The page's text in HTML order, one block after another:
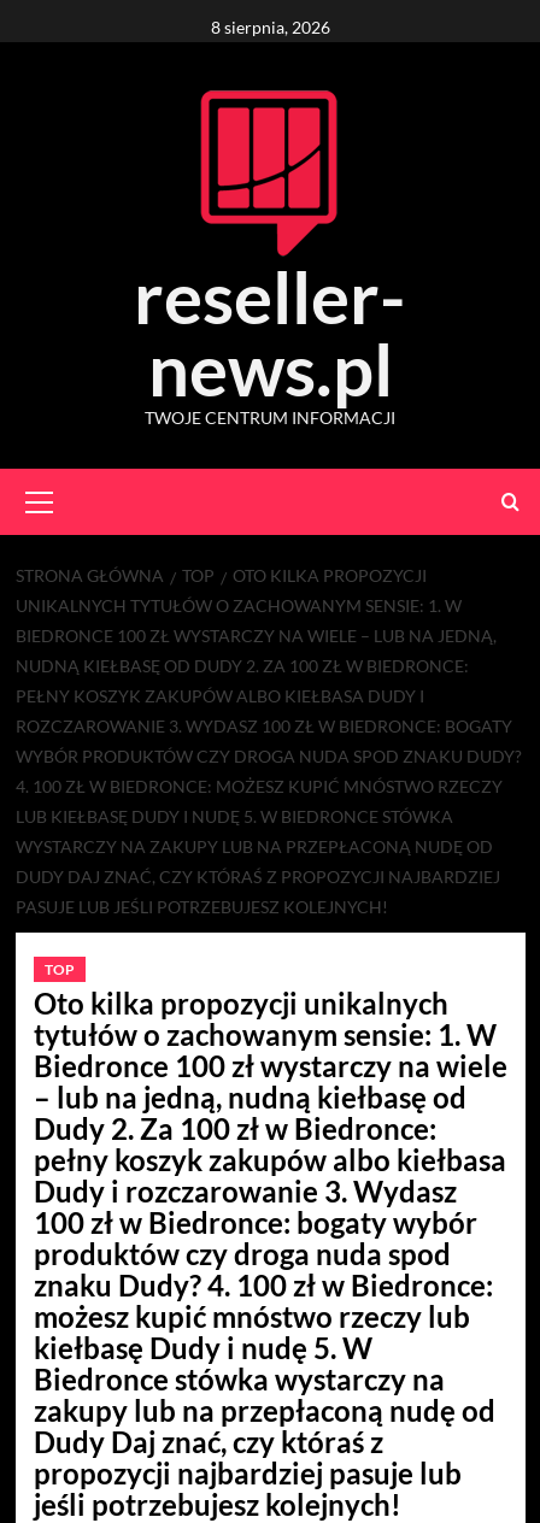
to
8 sierpnia, 2026
reseller-
news.pl
TWOJE CENTRUM INFORMACJI
Menu
STRONA GŁÓWNA TOP
OTO KILKA PROPOZYCJI
UNIKALNYCH TYTUŁÓW O ZACHOWANYM SENSIE: 1. W
BIEDRONCE 100 ZŁ WYSTARCZY NA WIELE – LUB NA JEDNĄ,
NUDNĄ KIEŁBASĘ OD DUDY 2. ZA 100 ZŁ W BIEDRONCE:
PEŁNY KOSZYK ZAKUPÓW ALBO KIEŁBASA DUDY I
ROZCZAROWANIE 3. WYDASZ 100 ZŁ W BIEDRONCE: BOGATY
WYBÓR PRODUKTÓW CZY DROGA NUDA SPOD ZNAKU DUDY?
4. 100 ZŁ W BIEDRONCE: MOŻESZ KUPIĆ MNÓSTWO RZECZY
LUB KIEŁBASĘ DUDY I NUDĘ 5. W BIEDRONCE STÓWKA
WYSTARCZY NA ZAKUPY LUB NA PRZEPŁACONĄ NUDĘ OD
DUDY DAJ ZNAĆ, CZY KTÓRAŚ Z PROPOZYCJI NAJBARDZIEJ
PASUJE LUB JEŚLI POTRZEBUJESZ KOLEJNYCH!
TOP
Oto kilka propozycji unikalnych
tytułów o zachowanym sensie: 1. W
Biedronce 100 zł wystarczy na wiele
– lub na jedną, nudną kiełbasę od
Dudy 2. Za 100 zł w Biedronce:
pełny koszyk zakupów albo kiełbasa
Dudy i rozczarowanie 3. Wydasz
100 zł w Biedronce: bogaty wybór
produktów czy droga nuda spod
znaku Dudy? 4. 100 zł w Biedronce:
możesz kupić mnóstwo rzeczy lub
kiełbasę Dudy i nudę 5. W
Biedronce stówka wystarczy na
zakupy lub na przepłaconą nudę od
Dudy Daj znać, czy któraś z
propozycji najbardziej pasuje lub
jeśli potrzebujesz kolejnych!